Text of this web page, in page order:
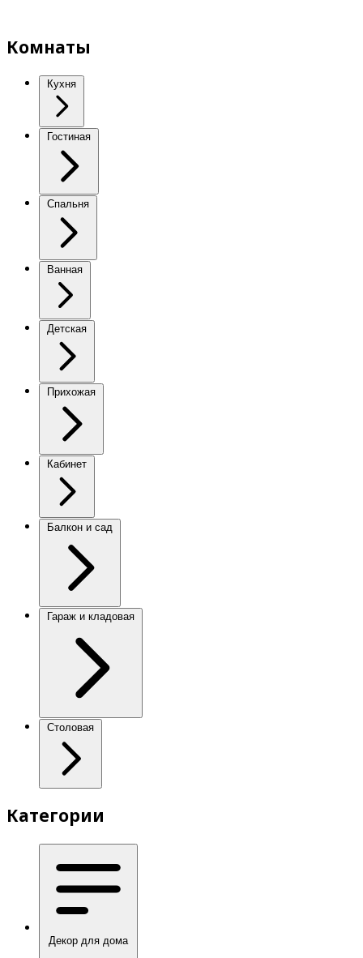
Комнаты
Кухня
Гостиная
Спальня
Ванная
Детская
Прихожая
Кабинет
Балкон и сад
Гараж и кладовая
Столовая
Категории
Декор для дома